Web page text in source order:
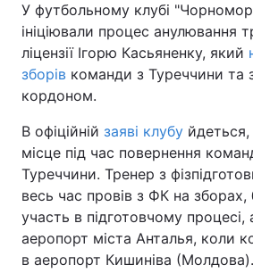
У футбольному клубі
ініціювали процес анулювання
ліцензії Ігорю Касьяненку, який
зборів команди з Туреччини та
кордоном.
В офіційній заяві клубу
місце під час повернення
Туреччини. Тренер з
весь час провів з ФК на зборах,
участь в підготовчому процесі,
аеропорт міста Анталья, коли
в аеропорт Кишиніва (Молдова).